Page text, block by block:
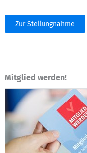
Zur Stellungnahme
Mitglied werden!